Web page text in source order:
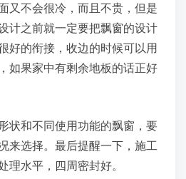
又不会很冷，而且不贵，但是
计之前就一定要把飘窗的设计
好的衔接，收边的时候可以用
如果家中有剩余地板的话正好
状和不同使用功能的飘窗，要
来选择。最后提醒一下，施工
理水平，四周密封好。